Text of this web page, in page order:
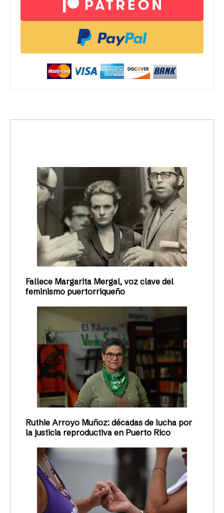
Fallece Margarita Mergal, voz clave del
feminismo puertorriqueño
Ruthie Arroyo Muñoz: décadas de lucha por
la justicia reproductiva en Puerto Rico